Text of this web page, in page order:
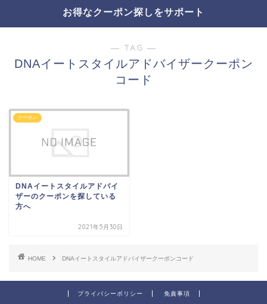
お得なクーポン探しをサポート
― TAG ―
DNAイートスタイルアドバイザークーポン
コード
クーポン
DNAイートスタイルアドバイ
ザーのクーポンを探している
方へ
2021年5月30日
HOME DNAイートスタイルアドバイザークーポンコード
プライバシーポリシー 免責事項